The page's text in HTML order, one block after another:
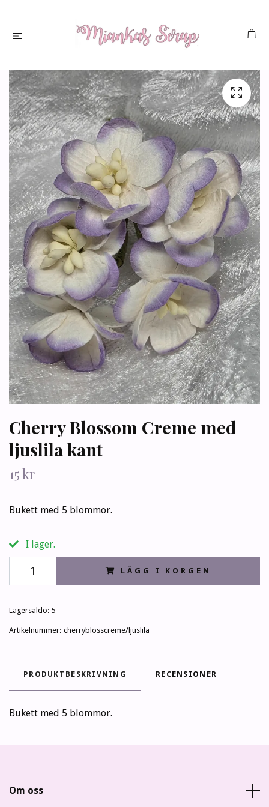
Cherry Blossom Creme med
ljuslila kant
15 kr
Bukett med 5 blommor.
I lager.
LÄGG I KORGEN
Lagersaldo: 5
Artikelnummer: cherryblosscreme/ljuslila
PRODUKTBESKRIVNING RECENSIONER
Bukett med 5 blommor.
Om oss